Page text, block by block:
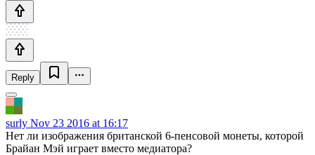
Reply
surly Nov 23 2016 at 16:17
Нет ли изображения британской 6-пенсовой монеты, которой
Брайан Мэй играет вместо медиатора?